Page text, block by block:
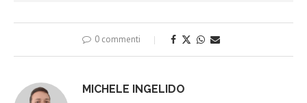
0 commenti
MICHELE INGELIDO